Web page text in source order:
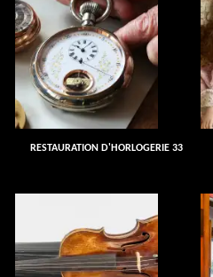
RESTAURATION D'HORLOGERIE 33